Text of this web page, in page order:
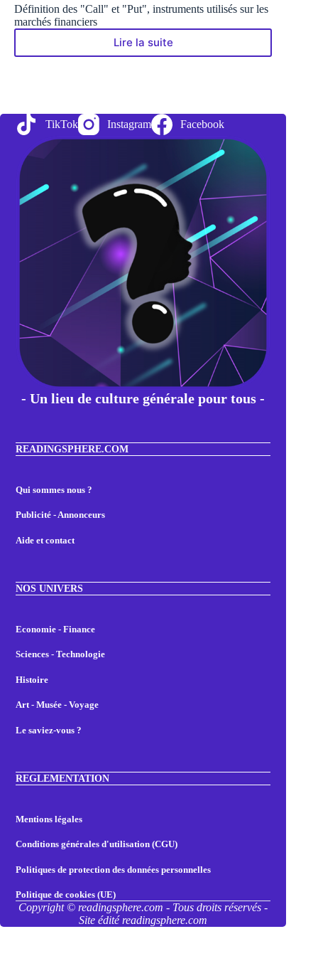
Définition des "Call" et "Put", instruments utilisés sur les
marchés financiers
Lire la suite
Comprendre
et
de
vente
sur
les
marchés
financiers
TikTok Instagram Facebook
- Un lieu de culture générale pour tous -
READINGSPHERE.COM
Qui sommes nous ?
Publicité - Annonceurs
Aide et contact
NOS UNIVERS
Economie - Finance
Sciences - Technologie
Histoire
Art - Musée - Voyage
Le saviez-vous ?
REGLEMENTATION
Mentions légales
Conditions générales d'utilisation (CGU)
Politiques de protection des données personnelles
Politique de cookies (UE)
Copyright © readingsphere.com - Tous droits réservés -
Site édité readingsphere.com